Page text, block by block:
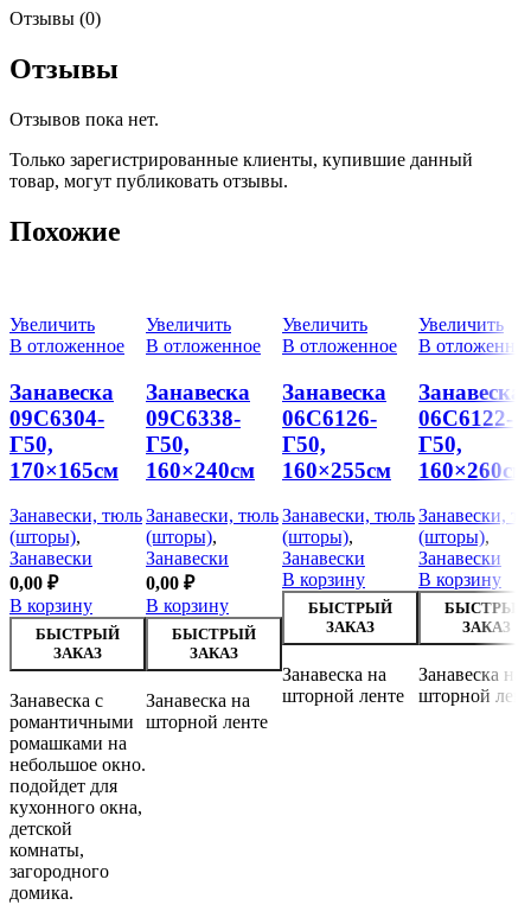
Отзывы (0)
Отзывы
Отзывов пока нет.
Только зарегистрированные клиенты, купившие данный
товар, могут публиковать отзывы.
Похожие
Увеличить
В отложенное
Занавеска
09С6304-
Г50,
170×165см
Занавески, тюль
(шторы),
Занавески
0,00 ₽
В корзину
БЫСТРЫЙ
ЗАКАЗ
Занавеска с
романтичными
ромашками на
небольшое окно.
подойдет для
кухонного окна,
детской
комнаты,
загородного
домика.
Увеличить
В отложенное
Занавеска
09С6338-
Г50,
160×240см
Занавески, тюль
(шторы),
Занавески
0,00 ₽
В корзину
БЫСТРЫЙ
ЗАКАЗ
Занавеска на
шторной ленте
Увеличить
В отложенное
Занавеска
06С6126-
Г50,
160×255см
Занавески, тюль
(шторы),
Занавески
В корзину
БЫСТРЫЙ
ЗАКАЗ
Занавеска на
шторной ленте
Увеличить
В
Занавеска
06С6122-
Г50,
160×260см
Занавески,
(шторы),
Занавески
В корзину
БЫСТРЫЙ
ЗАКАЗ
Занавеска на
шторной